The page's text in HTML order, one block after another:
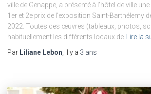
ville de Genappe, a présenté à l’hôtel de ville
1er et 2e prix de l’exposition Saint-Barthélemy
2022. Toutes ces œuvres (tableaux, photos,
habituellement les différents locaux de
Lire la
Par Liliane Lebon , il y a 3 ans